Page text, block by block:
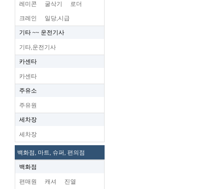
레미콘 굴삭기 로더
크레인 일당,시급
기타 ~~ 운전기사
기타,운전기사
카센타
카센타
주유소
주유원
세차장
세차장
백화점, 마트, 슈퍼, 편의점
백화점
편매원 캐셔 진열